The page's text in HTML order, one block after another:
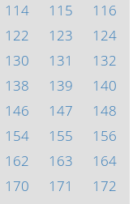
114 115
116
122 123
124
130 131
132
138 139
140
146 147
148
154 155
156
162 163
164
170 171
172